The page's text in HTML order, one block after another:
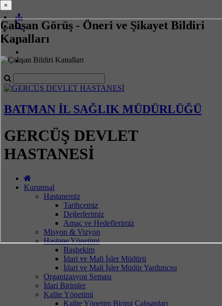
Çalışan Görüş - Öneri ve Şikayet Bildiri
Kanalları
BATMAN İL SAĞLIK MÜDÜRLÜĞÜ
GERCÜŞ DEVLET
HASTANESİ
Kurumsal
Hastanemiz
Tarihçemiz
Değerlerimiz
Amaç ve Hedeflerimiz
Misyon & Vizyon
Hastane Yönetimi
Başhekim
İdari ve Mali İşler Müdürü
İdari ve Mali İşler Müdür Yardımcısı
Organizasyon Şeması
İdari Birimler
Kalite Yönetimi
Kalite Yönetim Birimi Çalışanları
×